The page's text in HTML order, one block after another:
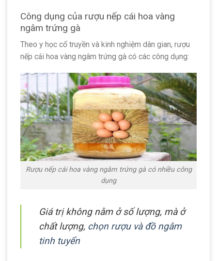
Công dụng của rượu nếp cái hoa vàng
ngâm trứng gà
Theo y học cổ truyền và kinh nghiệm dân gian, rượu
nếp cái hoa vàng ngâm trứng gà có các công dụng:
Rượu nếp cái hoa vàng ngâm trứng gà có nhiều công
dụng
Giá trị không nằm ở số lượng, mà ở
chất lượng, chọn rượu và đồ ngâm
tinh tuyển